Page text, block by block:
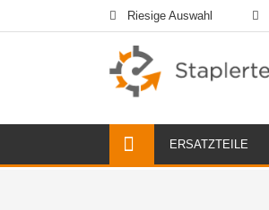
Riesige Auswahl
ERSATZTEILE